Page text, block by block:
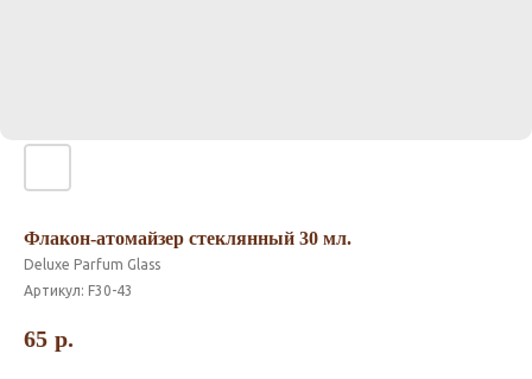
Флакон-атомайзер стеклянный 30 мл.
Deluxe Parfum Glass
Артикул: F30-43
65 р.